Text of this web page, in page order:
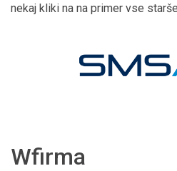
nekaj kliki na na primer vse
Wfirma